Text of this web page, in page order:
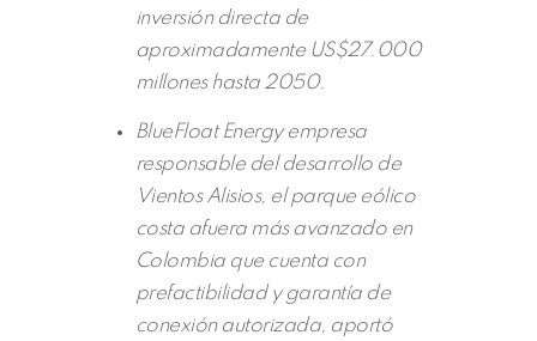
inversión directa de
aproximadamente US$27.000
millones hasta 2050.
BlueFloat Energy empresa
responsable del desarrollo de
Vientos Alisios, el parque eólico
costa afuera más avanzado en
Colombia que cuenta con
prefactibilidad y garantía de
conexión autorizada, aportó